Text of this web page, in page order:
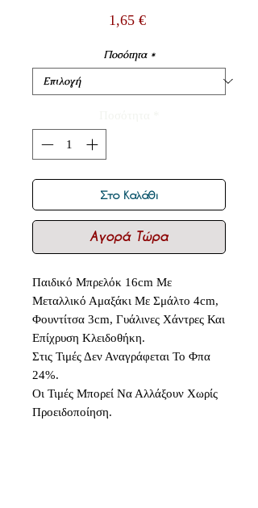
1,65 €Τιμή
Ποσότητα *
Στο Καλάθι
Αγορά Τώρα
Παιδικό Μπρελόκ 16cm Με
Μεταλλικό Αμαξάκι Με Σμάλτο 4cm,
Φουντίτσα 3cm, Γυάλινες Χάντρες Και
Επίχρυση Κλειδοθήκη.
Στις Τιμές Δεν Αναγράφεται Το Φπα
24%.
Οι Τιμές Μπορεί Να Αλλάξουν Χωρίς
Προειδοποίηση.